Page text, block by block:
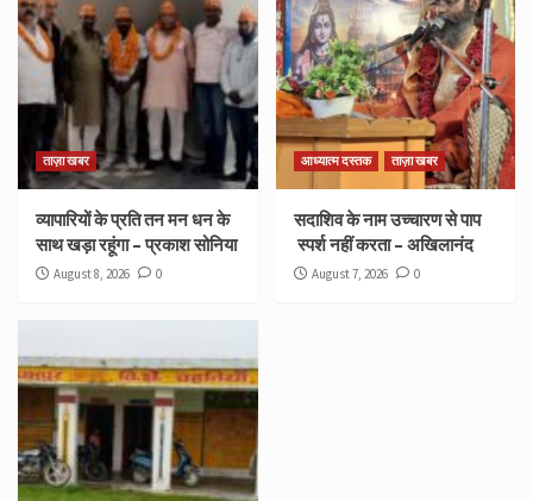
ताज़ा खबर
व्यापारियों के प्रति तन मन धन के
साथ खड़ा रहूंगा – प्रकाश सोनिया
August 8, 2026 0
आध्यात्म दस्तक ताज़ा खबर
सदाशिव के नाम उच्चारण से पाप
स्पर्श नहीं करता – अखिलानंद
August 7, 2026 0